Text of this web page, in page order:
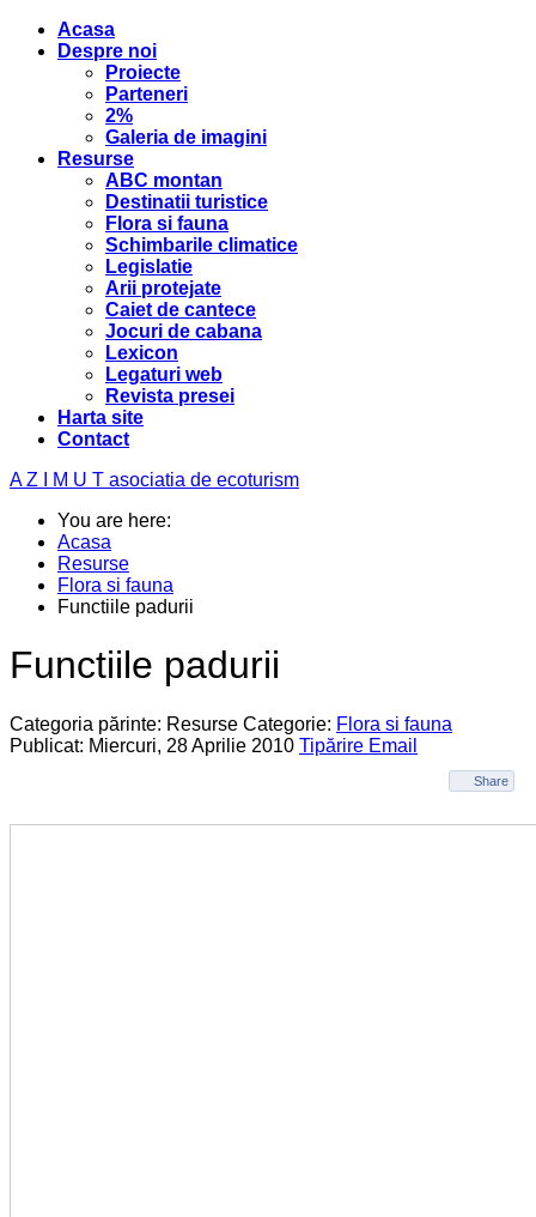
Acasa
Despre noi
Proiecte
Parteneri
2%
Galeria de imagini
Resurse
ABC montan
Destinatii turistice
Flora si fauna
Schimbarile climatice
Legislatie
Arii protejate
Caiet de cantece
Jocuri de cabana
Lexicon
Legaturi web
Revista presei
Harta site
Contact
A Z I M U T asociatia de ecoturism
You are here:
Acasa
Resurse
Flora si fauna
Functiile padurii
Functiile padurii
Categoria părinte: Resurse Categorie: Flora si fauna
Publicat: Miercuri, 28 Aprilie 2010 Tipărire Email
Share